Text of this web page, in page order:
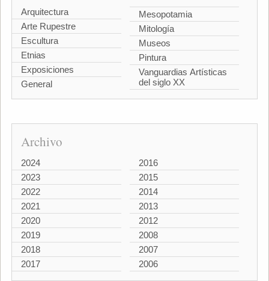
Arquitectura
Arte Rupestre
Escultura
Etnias
Exposiciones
General
Mesopotamia
Mitología
Museos
Pintura
Vanguardias Artísticas
del siglo XX
Archivo
2024
2023
2022
2021
2020
2019
2018
2017
2016
2015
2014
2013
2012
2008
2007
2006